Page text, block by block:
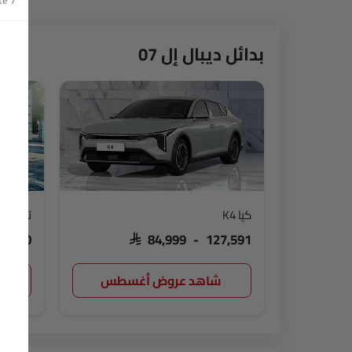
بدائل ديبال إل 07
كيا K4
SAR 84,999 - 127,591
شاهد عروض أغسطس
تويوتا